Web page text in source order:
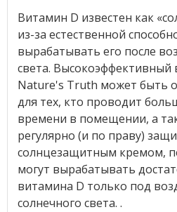
Витамин D известен как
из-за естественной
вырабатывать его после
света. Высокоэффективный
Nature's Truth может быть
для тех, кто проводит
времени в помещении, а
регулярно (и по праву)
солнцезащитным кремом,
могут вырабатывать
витамина D только под
солнечного света. .